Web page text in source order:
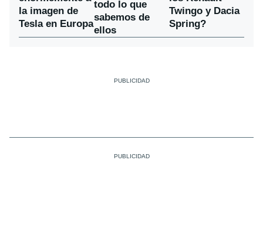
la imagen de
Tesla en Europa
todo lo que
sabemos de
ellos
Twingo y Dacia
Spring?